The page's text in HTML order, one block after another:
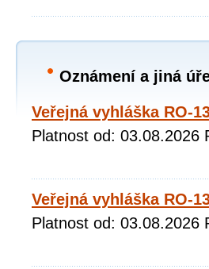
Oznámení a jiná
Veřejná vyhláška RO-
Platnost od: 03.08.2026
Veřejná vyhláška RO-
Platnost od: 03.08.2026